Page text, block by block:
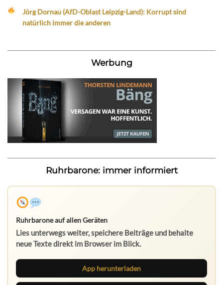
Jörg Dornau (AfD-Oblast Leipzig-Land): Korrupt sind
natürlich immer die anderen
Werbung
Ruhrbarone: immer informiert
Ruhrbarone auf allen Geräten
Lies unterwegs weiter, speichere Beiträge und behalte
neue Texte direkt im Browser im Blick.
App herunterladen